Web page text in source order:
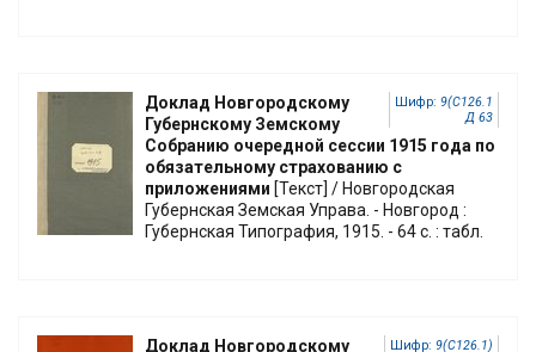
Шифр: 9(С126.1
Д 63
Доклад Новгородскому
Губернскому Земскому
Собранию очередной сессии 1915 года по
обязательному страхованию с
приложениями [Текст] / Новгородская
Губернская Земская Управа. - Новгород :
Губернская Типография, 1915. - 64 с. : табл.
Шифр: 9(С126.1)
Доклад Новгородскому